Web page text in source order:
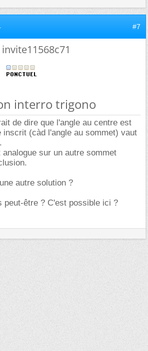
#7
invite11568c71
interro trigono
de dire que l'angle au centre est
inscrit (càd l'angle au sommet) vaut
analogue sur un autre sommet
autre solution ?
peut-être ? C'est possible ici ?